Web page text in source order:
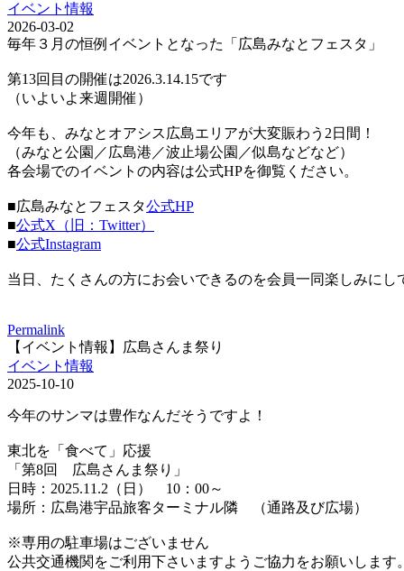
イベント情報
2026-03-02
毎年３月の恒例イベントとなった「広島みなとフェスタ」
第13回目の開催は2026.3.14.15です
（いよいよ来週開催）
今年も、みなとオアシス広島エリアが大変賑わう2日間！
（みなと公園／広島港／波止場公園／似島などなど）
各会場でのイベントの内容は公式HPを御覧ください。
■広島みなとフェスタ公式HP
■公式X（旧：Twitter）
■公式Instagram
当日、たくさんの方にお会いできるのを会員一同楽しみにし
Permalink
【イベント情報】広島さんま祭り
イベント情報
2025-10-10
今年のサンマは豊作なんだそうですよ！
東北を「食べて」応援
「第8回 広島さんま祭り」
日時：2025.11.2（日） 10：00～
場所：広島港宇品旅客ターミナル隣 （通路及び広場）
※専用の駐車場はございません
公共交通機関をご利用下さいますようご協力をお願いします。